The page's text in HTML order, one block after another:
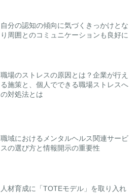
自分の認知の傾向に気づくきっかけとな
り周囲とのコミュニケーションも良好に
職場のストレスの原因とは？企業が行え
る施策と、個人でできる職場ストレスへ
の対処法とは
職域におけるメンタルヘルス関連サービ
スの選び方と情報開示の重要性
人材育成に「TOTEモデル」を取り入れ